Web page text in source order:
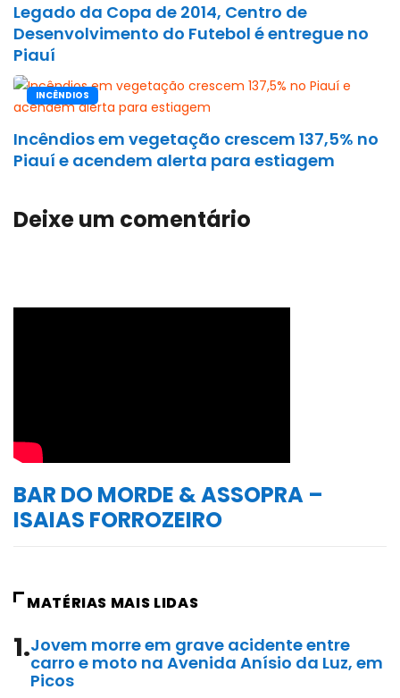
Legado da Copa de 2014, Centro de
Desenvolvimento do Futebol é entregue no
Piauí
INCÊNDIOS
Incêndios em vegetação crescem 137,5% no
Piauí e acendem alerta para estiagem
Deixe um comentário
BAR DO MORDE & ASSOPRA –
ISAIAS FORROZEIRO
MATÉRIAS MAIS LIDAS
1.Jovem morre em grave acidente entre
carro e moto na Avenida Anísio da Luz, em
Picos